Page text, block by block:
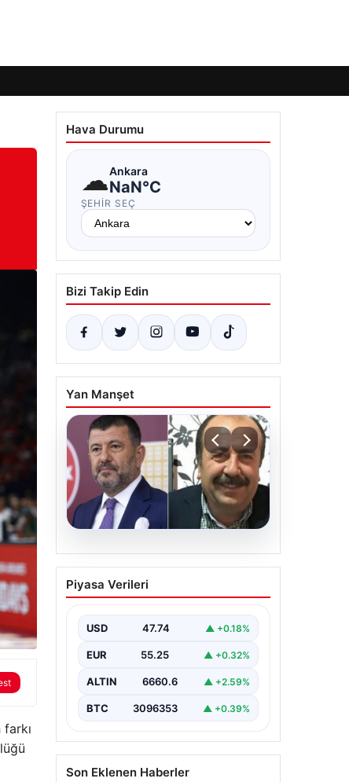
Hava Durumu
☁Ankara
NaN°C
ŞEHIR SEÇ
Bizi Takip Edin
Yan Manşet
06.08.2026
Veli Ağbaba’nın ağabeyi
Hür Ağbaba tutuklandı
Piyasa Verileri
USD 47.74 ▲ +0.18%
EUR 55.25 ▲ +0.32%
ALTIN 6660.6 ▲ +2.59%
BTC 3096353 ▲ +0.39%
Son Eklenen Haberler